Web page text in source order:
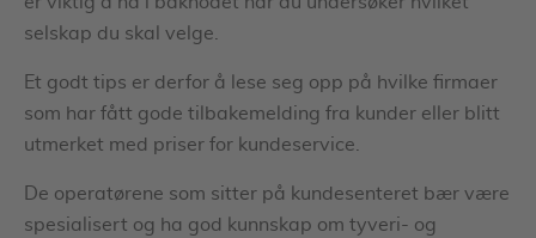
selskap du skal velge.
Et godt tips er derfor å lese seg opp på hvilke firmaer
som har fått gode tilbakemelding fra kunder eller blitt
utmerket med priser for kundeservice.
De operatørene som sitter på kundesenteret bær være
spesialisert og ha god kunnskap om tyveri- og